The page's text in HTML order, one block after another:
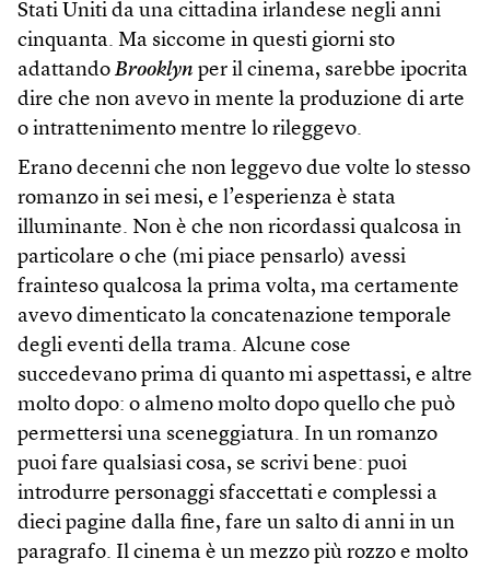
Stati Uniti da una cittadina irlandese negli anni
cinquanta. Ma siccome in questi giorni sto
adattando Brooklyn per il cinema, sarebbe ipocrita
dire che non avevo in mente la produzione di arte
o intrattenimento mentre lo rileggevo.
Erano decenni che non leggevo due volte lo stesso
romanzo in sei mesi, e l’esperienza è stata
illuminante. Non è che non ricordassi qualcosa in
particolare o che (mi piace pensarlo) avessi
frainteso qualcosa la prima volta, ma certamente
avevo dimenticato la concatenazione temporale
degli eventi della trama. Alcune cose
succedevano prima di quanto mi aspettassi, e altre
molto dopo: o almeno molto dopo quello che può
permettersi una sceneggiatura. In un romanzo
puoi fare qualsiasi cosa, se scrivi bene: puoi
introdurre personaggi sfaccettati e complessi a
dieci pagine dalla fine, fare un salto di anni in un
paragrafo. Il cinema è un mezzo più rozzo e molto